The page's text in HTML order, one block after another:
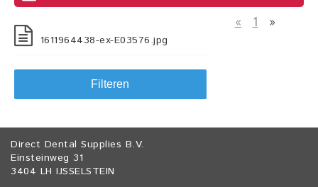
1611964438-ex-E03576.jpg
Filteren
« 1 »
Direct Dental Supplies B.V.
Einsteinweg 31
3404 LH IJSSELSTEIN